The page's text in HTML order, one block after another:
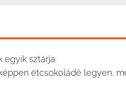
egyik sztárja.
étcsokoládé legyen,